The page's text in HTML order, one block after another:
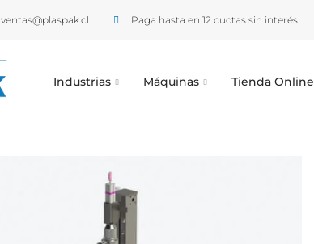
ventas@plaspak.cl Paga hasta en 12 cuotas sin interés
Industrias Máquinas Tienda Online